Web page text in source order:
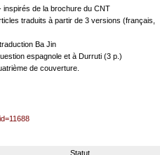
de la brochure du CNT
traduits à partir de 3 versions (français,
Ba Jin
espagnole et à Durruti (3 p.)
de couverture.
Statut